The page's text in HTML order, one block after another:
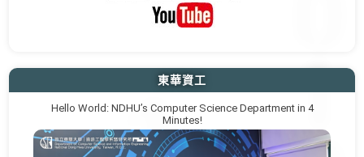
東華資工
Hello World: NDHU’s Computer Science Department in 4
Minutes!